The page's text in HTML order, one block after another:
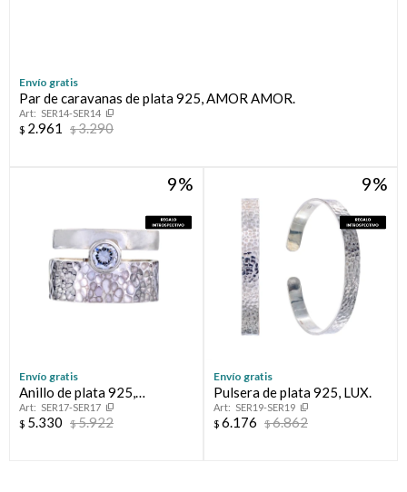
Envío gratis
Par de caravanas de plata 925, AMOR AMOR.
SER14-SER14
$ 2.961 $3.290
9
Envío gratis
Anillo de plata 925,
CREPUSCULO.
SER17-SER17
$ 5.330 $5.922
9
Envío gratis
Pulsera de plata 925, LUX.
SER19-SER19
$ 6.176 $6.862